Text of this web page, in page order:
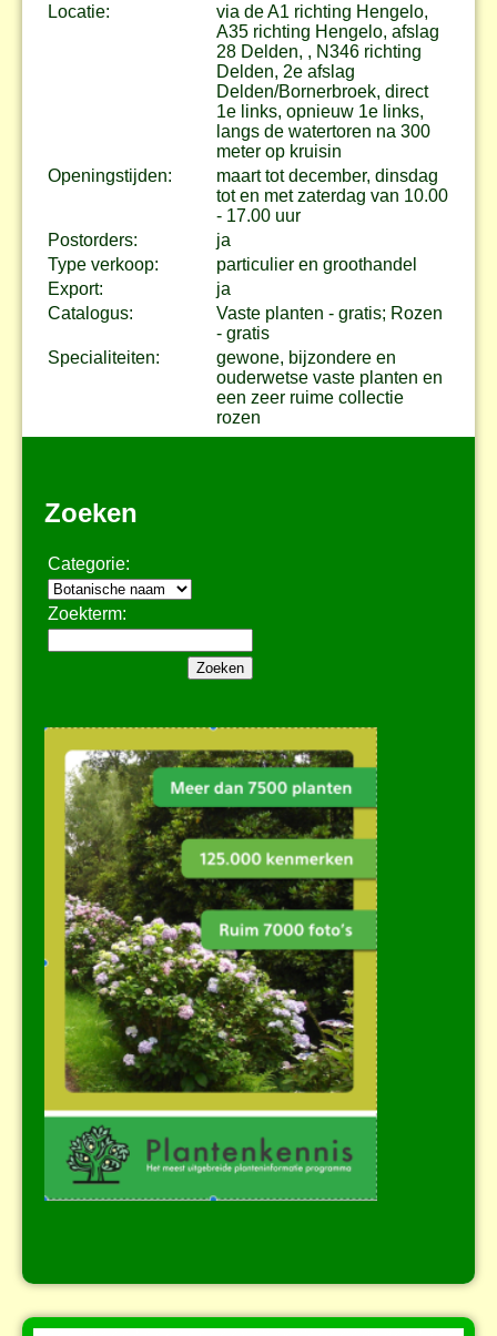
Locatie:
via de A1 richting Hengelo,
A35 richting Hengelo, afslag
28 Delden, , N346 richting
Delden, 2e afslag
Delden/Bornerbroek, direct
1e links, opnieuw 1e links,
langs de watertoren na 300
meter op kruisin
Openingstijden:
maart tot december, dinsdag
tot en met zaterdag van 10.00
- 17.00 uur
Postorders:
ja
Type verkoop:
particulier en groothandel
Export:
ja
Catalogus:
Vaste planten - gratis; Rozen
- gratis
Specialiteiten:
gewone, bijzondere en
ouderwetse vaste planten en
een zeer ruime collectie
rozen
Zoeken
Categorie:
Zoekterm: